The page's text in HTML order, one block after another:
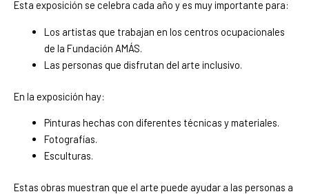
Esta exposición se celebra cada año y es muy importante para:
Los artistas que trabajan en los centros ocupacionales
de la Fundación AMÁS.
Las personas que disfrutan del arte inclusivo.
En la exposición hay:
Pinturas hechas con diferentes técnicas y materiales.
Fotografías.
Esculturas.
Estas obras muestran que el arte puede ayudar a las personas a